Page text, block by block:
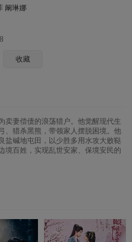
阚琳娜
收藏
卖妻偿债的浪荡猎户。他觉醒现代生
、猎杀黑熊，带领家人摆脱困境。他
盐碱地屯田，以少胜多用水攻大败鞑
境百姓，实现乱世安家、保境安民的